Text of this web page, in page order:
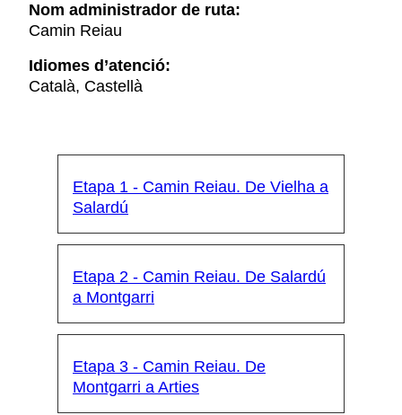
Nom administrador de ruta:
Camin Reiau
Idiomes d’atenció:
Català, Castellà
Etapa 1 - Camin Reiau. De Vielha a
Salardú
Etapa 2 - Camin Reiau. De Salardú
a Montgarri
Etapa 3 - Camin Reiau. De
Montgarri a Arties